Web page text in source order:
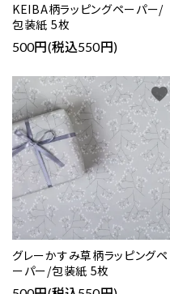
KEIBA柄ラッピングペーパー/
包装紙 5枚
500円(税込550円)
グレーかすみ草柄ラッピングペ
ーパー/包装紙 5枚
favorite